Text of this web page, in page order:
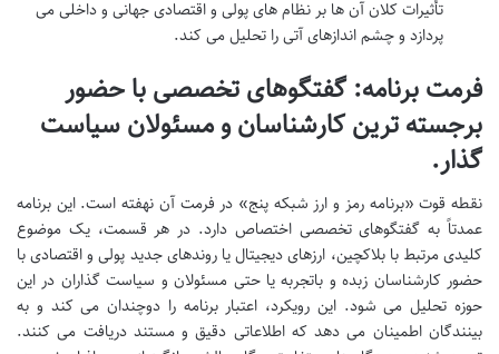
تأثیرات کلان آن ها بر نظام های پولی و اقتصادی جهانی و داخلی می
پردازد و چشم اندازهای آتی را تحلیل می کند.
فرمت برنامه: گفتگوهای تخصصی با حضور
برجسته ترین کارشناسان و مسئولان سیاست
گذار.
نقطه قوت «برنامه رمز و ارز شبکه پنج» در فرمت آن نهفته است. این برنامه
عمدتاً به گفتگوهای تخصصی اختصاص دارد. در هر قسمت، یک موضوع
کلیدی مرتبط با بلاکچین، ارزهای دیجیتال یا روندهای جدید پولی و اقتصادی با
حضور کارشناسان زبده و باتجربه یا حتی مسئولان و سیاست گذاران در این
حوزه تحلیل می شود. این رویکرد، اعتبار برنامه را دوچندان می کند و به
بینندگان اطمینان می دهد که اطلاعاتی دقیق و مستند دریافت می کنند.